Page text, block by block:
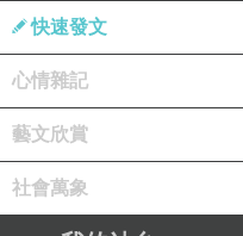
版主回應
自心本是清淨，居
有愛所執迷，
所以變得本心不清
別在迷與悟。
萬法唯心造，法起
得，
快速發文
心情雜記
藝文欣賞
社會萬象